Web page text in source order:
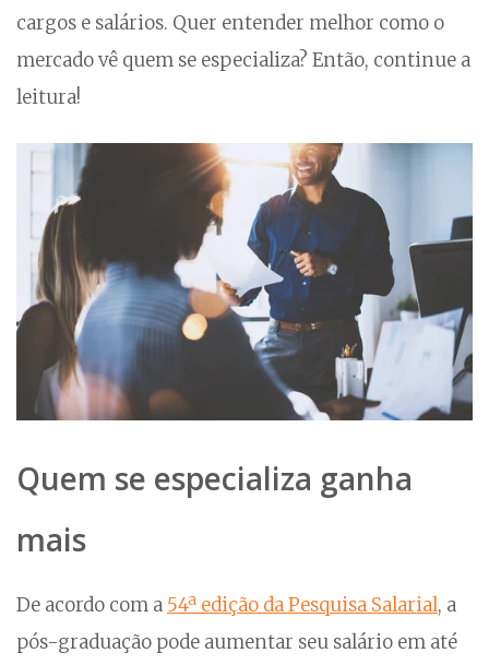
cargos e salários. Quer entender melhor como o
mercado vê quem se especializa? Então, continue a
leitura!
Quem se especializa ganha
mais
De acordo com a 54ª edição da Pesquisa Salarial, a
pós-graduação pode aumentar seu salário em até